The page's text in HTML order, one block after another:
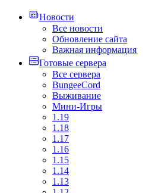
Новости
Все новости
Обновление сайта
Важная информация
Готовые сервера
Все сервера
BungeeCord
Выживание
Мини-Игры
1.19
1.18
1.17
1.16
1.15
1.14
1.13